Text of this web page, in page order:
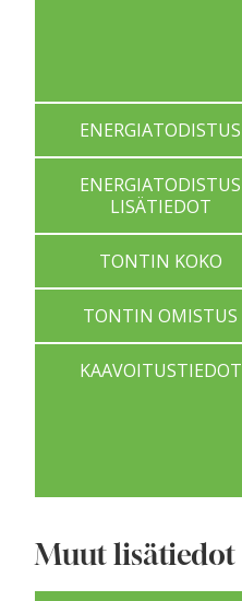
ENERGIATODISTUS
ENERGIATODISTUS
LISÄTIEDOT
TONTIN KOKO
TONTIN OMISTUS
KAAVOITUSTIEDOT
Muut lisätiedot